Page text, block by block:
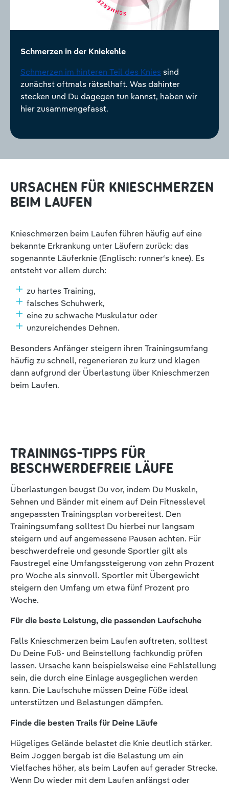
Schmerzen in der Kniekehle
Schmerzen im hinteren Teil des Knies sind
zunächst oftmals rätselhaft. Was dahinter
stecken und Du dagegen tun kannst, haben wir
hier zusammengefasst.
URSACHEN FÜR KNIESCHMERZEN
BEIM LAUFEN
Knieschmerzen beim Laufen führen häufig auf eine
bekannte Erkrankung unter Läufern zurück: das
sogenannte Läuferknie (Englisch: runner‘s knee). Es
entsteht vor allem durch:
zu hartes Training,
falsches Schuhwerk,
eine zu schwache Muskulatur oder
unzureichendes Dehnen.
Besonders Anfänger steigern ihren Trainingsumfang
häufig zu schnell, regenerieren zu kurz und klagen
dann aufgrund der Überlastung über Knieschmerzen
beim Laufen.
TRAININGS-TIPPS FÜR
BESCHWERDEFREIE LÄUFE
Überlastungen beugst Du vor, indem Du Muskeln,
Sehnen und Bänder mit einem auf Dein Fitnesslevel
angepassten Trainingsplan vorbereitest. Den
Trainingsumfang solltest Du hierbei nur langsam
steigern und auf angemessene Pausen achten. Für
beschwerdefreie und gesunde Sportler gilt als
Faustregel eine Umfangssteigerung von zehn Prozent
pro Woche als sinnvoll. Sportler mit Übergewicht
steigern den Umfang um etwa fünf Prozent pro
Woche.
Für die beste Leistung, die passenden Laufschuhe
Falls Knieschmerzen beim Laufen auftreten, solltest
Du Deine Fuß- und Beinstellung fachkundig prüfen
lassen. Ursache kann beispielsweise eine Fehlstellung
sein, die durch eine Einlage ausgeglichen werden
kann. Die Laufschuhe müssen Deine Füße ideal
unterstützen und Belastungen dämpfen.
Finde die besten Trails für Deine Läufe
Hügeliges Gelände belastet die Knie deutlich stärker.
Beim Joggen bergab ist die Belastung um ein
Vielfaches höher, als beim Laufen auf gerader Strecke.
Wenn Du wieder mit dem Laufen anfängst oder